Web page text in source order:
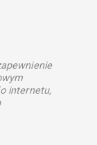
internetu,